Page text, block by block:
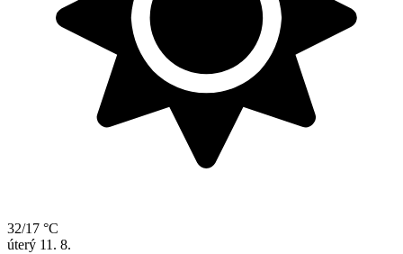
32/17 °C
úterý 11. 8.